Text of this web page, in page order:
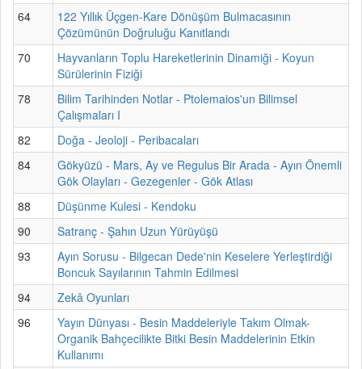
64
122 Yıllık Üçgen-Kare Dönüşüm Bulmacasının
Çözümünün Doğruluğu Kanıtlandı
70
Hayvanların Toplu Hareketlerinin Dinamiği - Koyun
Sürülerinin Fiziği
78
Bilim Tarihinden Notlar - Ptolemaios'un Bilimsel
Çalışmaları I
82
Doğa - Jeoloji - Peribacaları
84
Gökyüzü - Mars, Ay ve Regulus Bir Arada - Ayın Önemli
Gök Olayları - Gezegenler - Gök Atlası
88
Düşünme Kulesi - Kendoku
90
Satranç - Şahın Uzun Yürüyüşü
93
Ayın Sorusu - Bilgecan Dede'nin Keselere Yerleştirdiği
Boncuk Sayılarının Tahmin Edilmesi
94
Zekâ Oyunları
96
Yayın Dünyası - Besin Maddeleriyle Takım Olmak-
Organik Bahçecilikte Bitki Besin Maddelerinin Etkin
Kullanımı